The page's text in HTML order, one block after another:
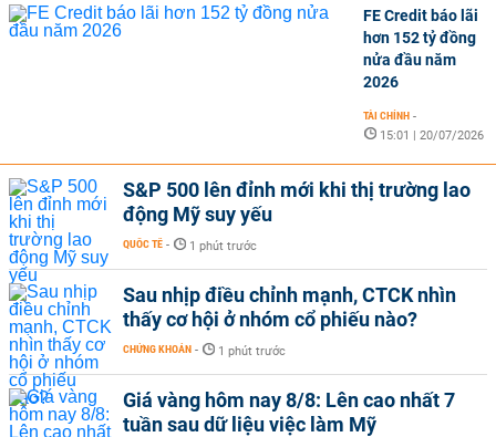
FE Credit báo lãi
hơn 152 tỷ đồng
nửa đầu năm
2026
TÀI CHÍNH -
15:01 | 20/07/2026
S&P 500 lên đỉnh mới khi thị trường lao
động Mỹ suy yếu
QUỐC TẾ - 1 phút trước
Sau nhịp điều chỉnh mạnh, CTCK nhìn
thấy cơ hội ở nhóm cổ phiếu nào?
CHỨNG KHOÁN - 1 phút trước
Giá vàng hôm nay 8/8: Lên cao nhất 7
tuần sau dữ liệu việc làm Mỹ